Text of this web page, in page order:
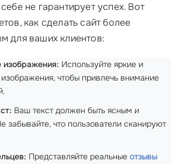
не гарантирует успех. Вот
как сделать сайт более
для ваших клиентов:
изображения: Используйте яркие и
чтобы привлечь внимание
Ваш текст должен быть ясным и
забывайте, что пользователи сканируют
Представляйте реальные отзывы